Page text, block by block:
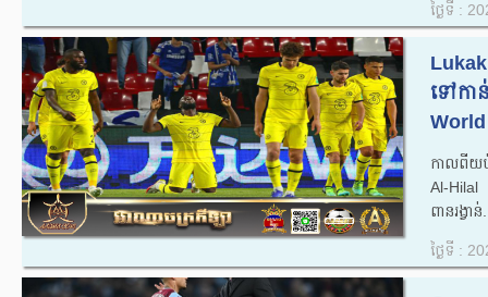
ថ្ងៃទី :
ទៅកាន់
World
កាលពីយ
Al-Hilal
ពានរង្វា
ថ្ងៃទី :